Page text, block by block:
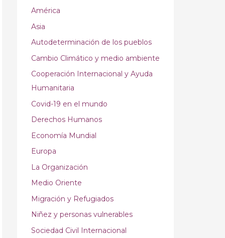
América
Asia
Autodeterminación de los pueblos
Cambio Climático y medio ambiente
Cooperación Internacional y Ayuda
Humanitaria
Covid-19 en el mundo
Derechos Humanos
Economía Mundial
Europa
La Organización
Medio Oriente
Migración y Refugiados
Niñez y personas vulnerables
Sociedad Civil Internacional